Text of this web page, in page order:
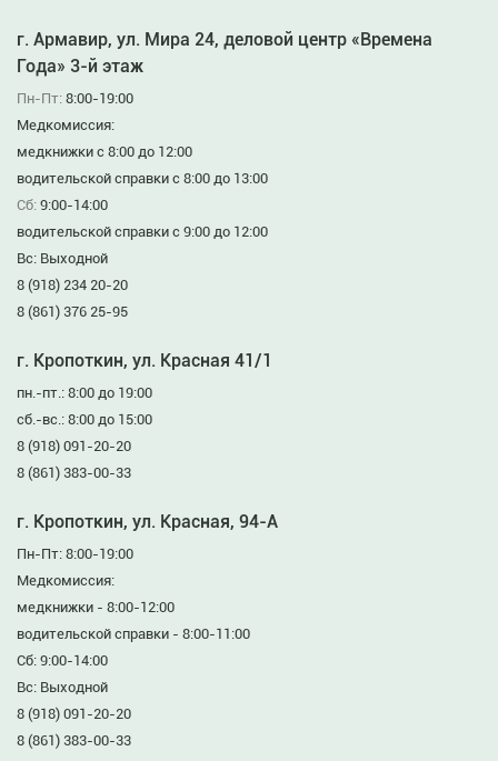
г. Армавир, ул. Мира 24, деловой центр «Времена
Года» 3-й этаж
Пн-Пт: 8:00-19:00
Медкомиссия:
медкнижки с 8:00 до 12:00
водительской справки с 8:00 до 13:00
Сб: 9:00-14:00
водительской справки с 9:00 до 12:00
Вс: Выходной
8 (918) 234 20-20
8 (861) 376 25-95
г. Кропоткин, ул. Красная 41/1
пн.-пт.: 8:00 до 19:00
сб.-вс.: 8:00 до 15:00
8 (918) 091-20-20
8 (861) 383-00-33
г. Кропоткин, ул. Красная, 94-А
Пн-Пт: 8:00-19:00
Медкомиссия:
медкнижки - 8:00-12:00
водительской справки - 8:00-11:00
Сб: 9:00-14:00
Вс: Выходной
8 (918) 091-20-20
8 (861) 383-00-33